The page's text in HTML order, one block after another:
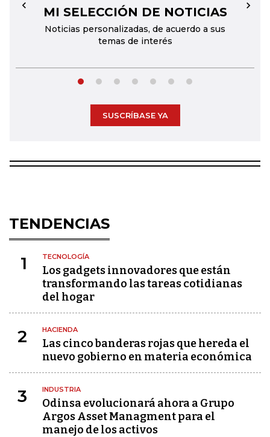
MI SELECCIÓN DE NOTICIAS
Noticias personalizadas, de acuerdo a sus
temas de interés
← →
SUSCRÍBASE YA
TENDENCIAS
1 TECNOLOGÍA
Los gadgets innovadores que están
transformando las tareas cotidianas
del hogar
2 HACIENDA
Las cinco banderas rojas que hereda el
nuevo gobierno en materia económica
3 INDUSTRIA
Odinsa evolucionará ahora a Grupo
Argos Asset Managment para el
manejo de los activos